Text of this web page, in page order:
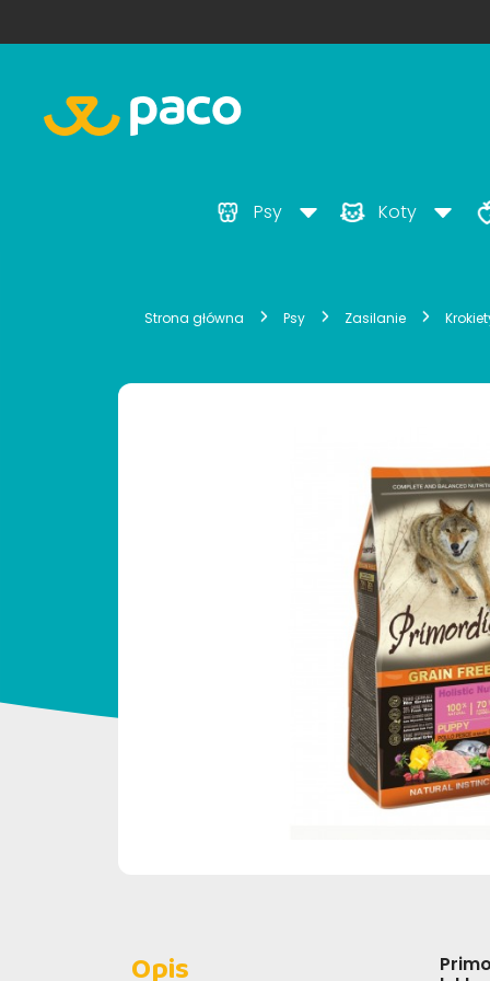
Psy Koty
Strona główna Psy Zasilanie
Opis